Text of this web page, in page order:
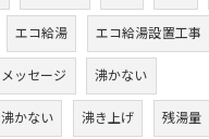
エコ給湯 エコ給湯設置工事
ッセージ 沸かない
かない 沸き上げ 残湯量